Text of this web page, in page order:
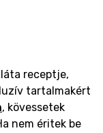
receptje,
tartalmakért
, kövessetek
nem éritek be